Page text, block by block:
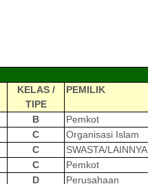
KELAS /
TIPE
PEMILIK
B Pemkot
C Organisasi Islam
C SWASTA/LAINNYA
C Pemkot
D Perusahaan